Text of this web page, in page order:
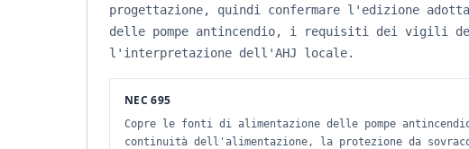
progettazione, quindi confermare l'edizione
delle pompe antincendio, i requisiti dei vigili
l'interpretazione dell'AHJ locale.
NEC 695
Copre le fonti di alimentazione delle pompe
continuità dell'alimentazione, la protezione da